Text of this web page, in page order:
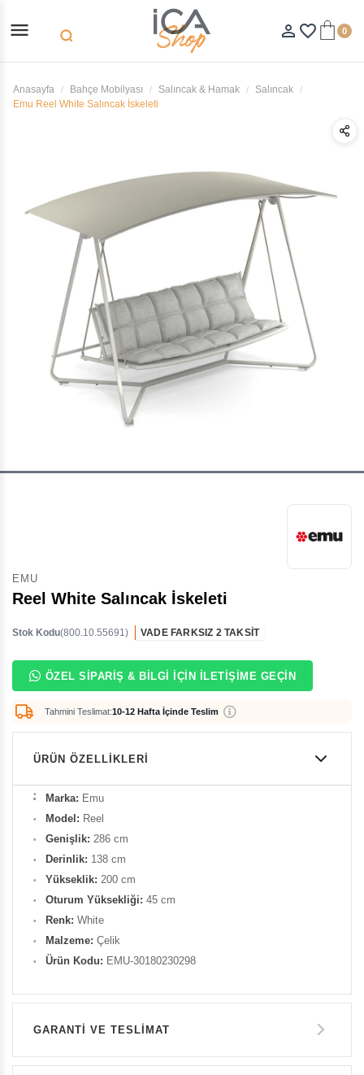
menu search person_outline favorite_border 0
Anasayfa Bahçe Mobilyası Salıncak & Hamak
Salıncak
Emu Reel White Salıncak İskeleti
EMU
Reel White Salıncak İskeleti
(800.10.55691)
Stok Kodu VADE FARKSIZ 2 TAKSİT
ÖZEL SIPARIŞ & BILGI İÇIN İLETIŞIME GEÇIN
Tahmini Teslimat:10-12 Hafta İçinde Teslim
ÜRÜN ÖZELLIKLERI
Marka: Emu
Model: Reel
Genişlik: 286 cm
Derinlik: 138 cm
Yükseklik: 200 cm
Oturum Yüksekliği: 45 cm
Renk: White
Malzeme: Çelik
Ürün Kodu: EMU-30180230298
GARANTİ VE TESLİMAT
GARANTİ